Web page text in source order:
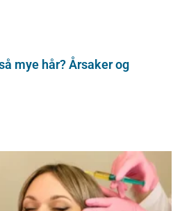
mye hår? Årsaker og